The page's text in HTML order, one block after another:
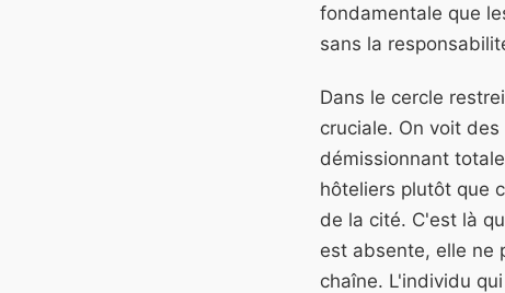
fondamentale que
sans la
Dans le cercle
cruciale. On voit
démissionnant
hôteliers plutôt que
de la cité. C'est là
est absente, elle ne
chaîne. L'individu